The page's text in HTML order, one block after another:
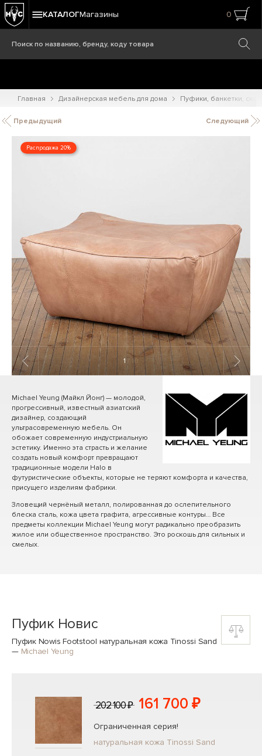
КАТАЛОГМагазины 0
Главная Дизайнерская мебель для дома Пуфики, банкетки,
Предыдущий Следующий
Распродажа 20%
1 / 10
Michael Yeung (Майкл Йонг) — молодой,
прогрессивный, известный азиатский
дизайнер, создающий
ультрасовременную мебель. Он
обожает современную индустриальную
эстетику. Именно эта страсть и желание
создать новый комфорт превращают
традиционные модели Halo в
футуристические объекты, которые не теряют комфорта и качества,
присущего изделиям фабрики.
Зловещий чернёный металл, полированная до ослепительного
блеска сталь, кожа цвета графита, агрессивные контуры… Все
предметы коллекции Michael Yeung могут радикально преобразить
жилое или общественное пространство. Это роскошь для сильных и
смелых.
Пуфик Новис
Пуфик Nowis Footstool натуральная кожа Tinossi Sand
— Michael Yeung
202 100 ₽ 161 700 ₽
Ограниченная серия!
натуральная кожа Tinossi Sand